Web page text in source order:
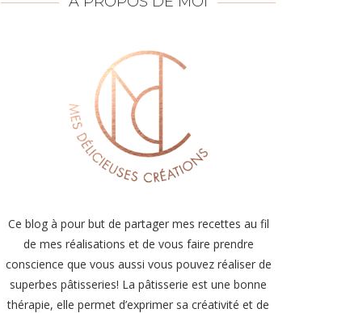
Ce blog à pour but de partager mes recettes au fil
de mes réalisations et de vous faire prendre
conscience que vous aussi vous pouvez réaliser de
superbes pâtisseries! La pâtisserie est une bonne
thérapie, elle permet d’exprimer sa créativité et de